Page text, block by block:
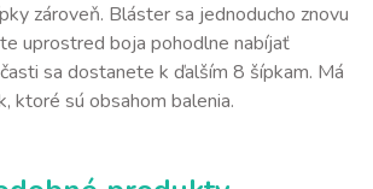
zároveň. Bláster sa jednoducho znovu
uprostred boja pohodlne nabíjať
sa dostanete k ďalším 8 šípkam. Má
ktoré sú obsahom balenia.